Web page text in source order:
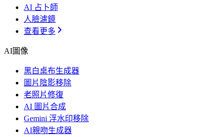
AI 占卜師
人臉濾鏡
查看更多
AI圖像
黑白桌布生成器
圖片陰影移除
老照片修復
AI 圖片合成
Gemini 浮水印移除
AI親吻生成器